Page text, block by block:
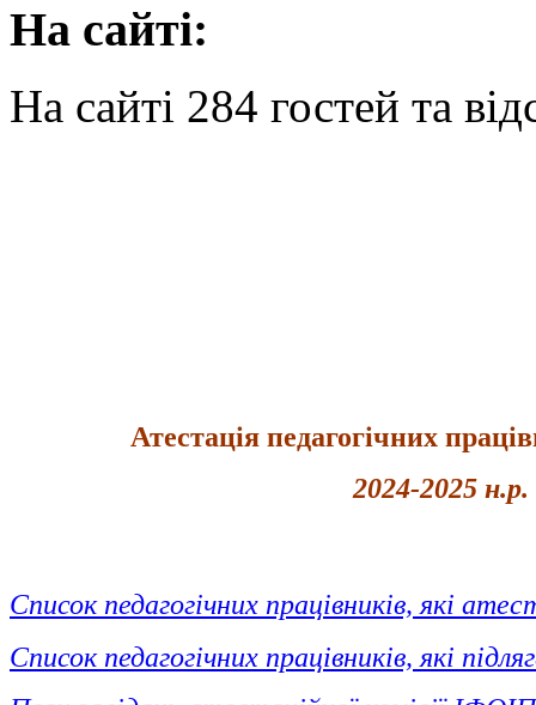
На сайті:
На сайті 284 гостей та
Атестація педагогічних
2024-2025 н.р.
Список педагогічних працівників, які
Список педагогічних працівників, які